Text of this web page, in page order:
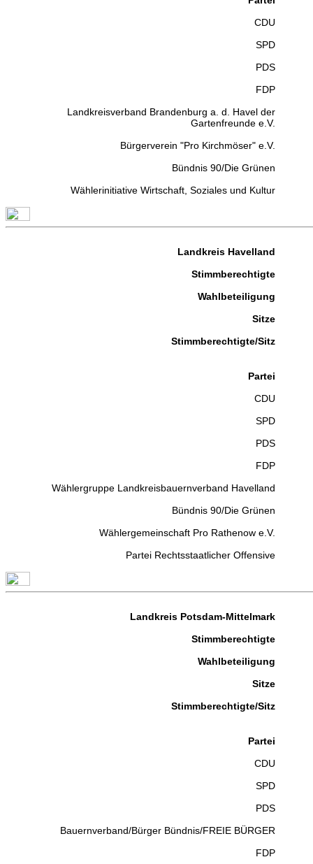
CDU
SPD
PDS
FDP
Landkreisverband Brandenburg a. d. Havel der
Gartenfreunde e.V.
Bürgerverein "Pro Kirchmöser" e.V.
Bündnis 90/Die Grünen
Wählerinitiative Wirtschaft, Soziales und Kultur
Landkreis Havelland
Stimmberechtigte
Wahlbeteiligung
Sitze
Stimmberechtigte/Sitz
Partei
CDU
SPD
PDS
FDP
Wählergruppe Landkreisbauernverband Havelland
Bündnis 90/Die Grünen
Wählergemeinschaft Pro Rathenow e.V.
Partei Rechtsstaatlicher Offensive
Landkreis Potsdam-Mittelmark
Stimmberechtigte
Wahlbeteiligung
Sitze
Stimmberechtigte/Sitz
Partei
CDU
SPD
PDS
Bauernverband/Bürger Bündnis/FREIE BÜRGER
FDP